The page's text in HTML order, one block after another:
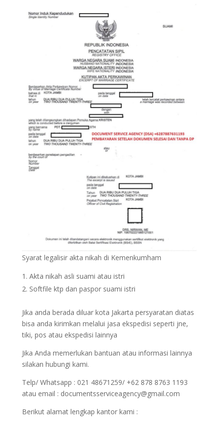
Syarat legalisir akta nikah di Kemenkumham
Akta nikah asli suami atau istri
Softfile ktp dan paspor suami istri
Jika anda berada diluar kota Jakarta persyaratan diatas
bisa anda kirimkan melalui jasa ekspedisi seperti jne,
tiki, pos atau ekspedisi lainnya
Jika Anda memerlukan bantuan atau informasi lainnya
silakan hubungi kami.
Telp/ Whatsapp : 021 48671259/ +62 878 8763 1193
atau email : documentsserviceagency@gmail.com
Berikut alamat lengkap kantor kami :